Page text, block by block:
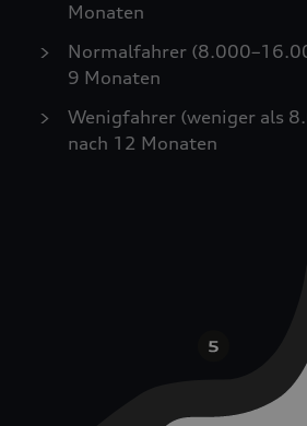
Monaten
Normalfahrer
9 Monaten
Wenigfahrer (weniger als
nach 12 Monaten